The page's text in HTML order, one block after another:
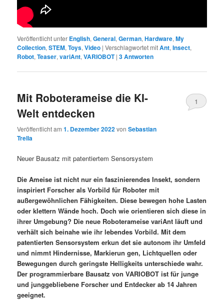
Veröffentlicht unter English,General,German,Hardware,My
Collection,STEM,Toys,Video |Verschlagwortet mitAnt,Insect,
Robot,Teaser,variAnt,VARIOBOT |3Antworten
Mit Roboterameise die KI-
Welt entdecken
Veröffentlicht am1. Dezember 2022vonSebastian
Trella
1
Neuer Bausatz mit patentiertem Sensorsystem
Die Ameise ist nicht nur ein faszinierendes Insekt, sondern
inspiriert Forscher als Vorbild für Roboter mit
außergewöhnlichen Fähigkeiten. Diese bewegen hohe Lasten
oder klettern Wände hoch. Doch wie orientieren sich diese in
ihrer Umgebung? Die neue Roboterameise variAnt läuft und
verhält sich beinahe wie ihr lebendes Vorbild. Mit dem
patentierten Sensorsystem erkun det sie autonom ihr Umfeld
und nimmt Hindernisse, Markierun gen, Lichtquellen oder
Bewegungen durch geringste Helligkeits unterschiede wahr.
Der programmierbare Bausatz von VARIOBOT ist für junge
und junggebliebene Forscher und Entdecker ab 14 Jahren
geeignet.